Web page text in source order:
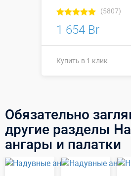
(5807)
1 654 Br
Купить в 1 клик
Обязательно
другие разделы
ангары и палатки